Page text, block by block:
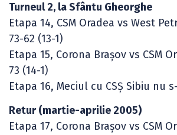
Turneul 2, la Sfântu Gheorghe
Etapa 14, CSM Oradea vs West
73-62 (13-1)
Etapa 15, Corona Brașov vs CSM
73 (14-1)
Etapa 16, Meciul cu CSȘ Sibiu nu
Retur (martie-aprilie 2005)
Etapa 17, Corona Braşov vs CSM